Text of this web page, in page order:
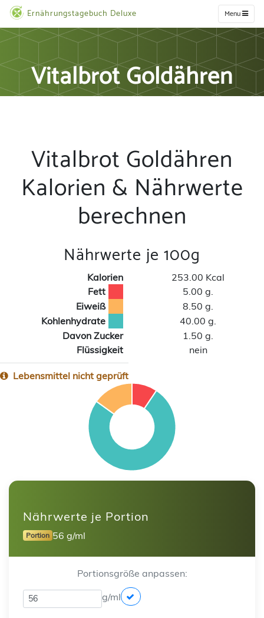
Ernährungstagebuch Deluxe Menu
Vitalbrot Goldähren
Vitalbrot Goldähren
Kalorien & Nährwerte
berechnen
Nährwerte je 100g
Kalorien
253.00 Kcal
Fett
5.00 g.
Eiweiß
8.50 g.
Kohlenhydrate
40.00 g.
Davon Zucker
1.50 g.
Flüssigkeit
nein
Lebensmittel nicht geprüft
Nährwerte je Portion
Portion 56 g/ml
Portionsgröße anpassen:
g/ml